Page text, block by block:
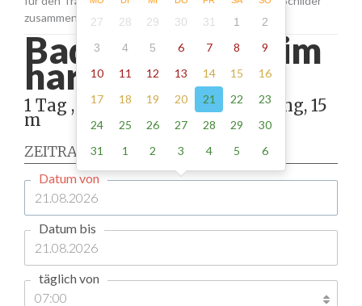
zusammen.
Bad lauterberg im
harz - 415.00
1 Tag , Stellung gemäß Anordnung, 15
m
ZEITRAUM
Datum von
Datum bis
täglich von
27 28 29 30 31 1
2
3
4 5 6 7 8
9
10
11 12 13 14 15
16
17
18 19 20 21 22
23
24
25 26 27 28 29
30
31
1 2 3 4 5 6